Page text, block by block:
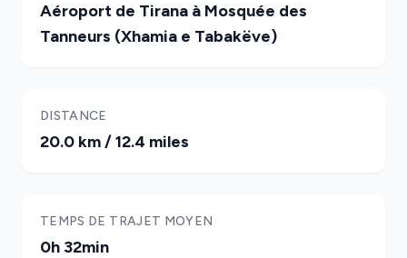
Aéroport de Tirana à Mosquée des
Tanneurs (Xhamia e Tabakëve)
DISTANCE
20.0 km / 12.4 miles
TEMPS DE TRAJET MOYEN
0h 32min